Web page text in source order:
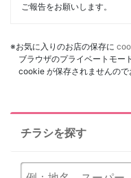
ご報告をお願いします。
※お気に入りのお店の保存に
ブラウザのプライベートモー
cookie が保存されませんので
チラシを探す